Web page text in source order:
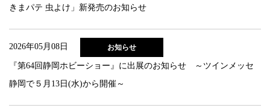
きまパテ 虫よけ」新発売のお知らせ
2026年05月08日 お知らせ
『第64回静岡ホビーショー』に出展のお知らせ ～ツインメッセ
静岡で５月13日(水)から開催～